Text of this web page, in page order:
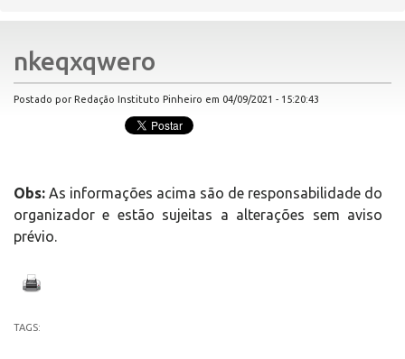
nkeqxqwero
Postado por Redação Instituto Pinheiro em 04/09/2021 - 15:20:43
Obs: As informações acima são de responsabilidade do
organizador e estão sujeitas a alterações sem aviso
prévio.
TAGS: